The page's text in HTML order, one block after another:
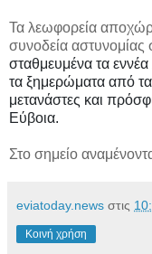
Τα λεωφορεία
συνοδεία
σταθμευμένα τα
τα ξημερώματα από
μετανάστες και
Εύβοια.
Στο σημείο
eviatoday.news στις
Κοινή χρήση